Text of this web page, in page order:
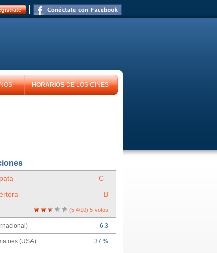
HORARIOSDE LOS CINES
C -
B
(5.4/10) 5votos
6.3
(USA) 37 %